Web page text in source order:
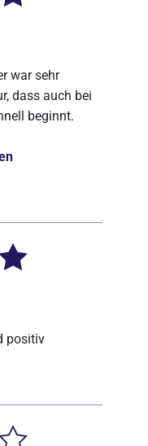
war sehr
dass auch bei
beginnt.
positiv